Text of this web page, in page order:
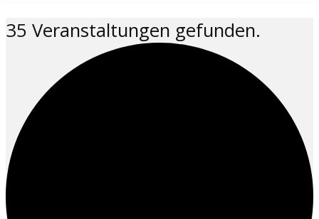
35 Veranstaltungen gefunden.